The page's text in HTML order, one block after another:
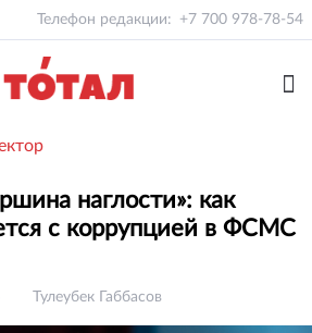
Телефон редакции: +7 700 978-78-54
наглости»: как
с коррупцией в ФСМС
Тулеубек Габбасов